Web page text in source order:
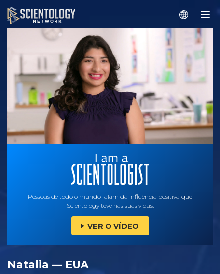
Pessoas de todo o mundo falam da influência positiva que
Scientology teve nas suas vidas.
VER O VÍDEO
Natalia — EUA